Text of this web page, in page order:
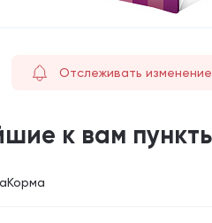
Отслеживать
к вам